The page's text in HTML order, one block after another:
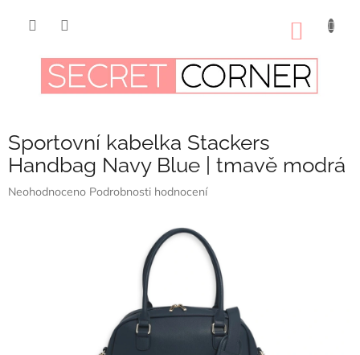
Sportovní kabelka Stackers
Handbag Navy Blue | tmavě modrá
Průměrné
Neohodnoceno Podrobnosti hodnocení